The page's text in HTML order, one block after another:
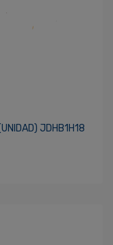
JDHB1H18